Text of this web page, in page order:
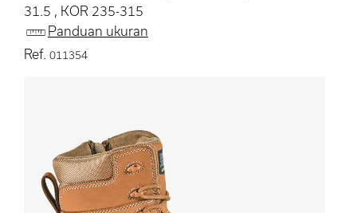
31.5 , KOR 235-315
Panduan ukuran
Ref. 011354